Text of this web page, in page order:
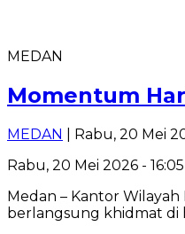
MEDAN
Momentum
MEDAN
| Rabu, 20 Mei
Rabu, 20 Mei 2026 -
Medan – Kantor
berlangsung khidmat di